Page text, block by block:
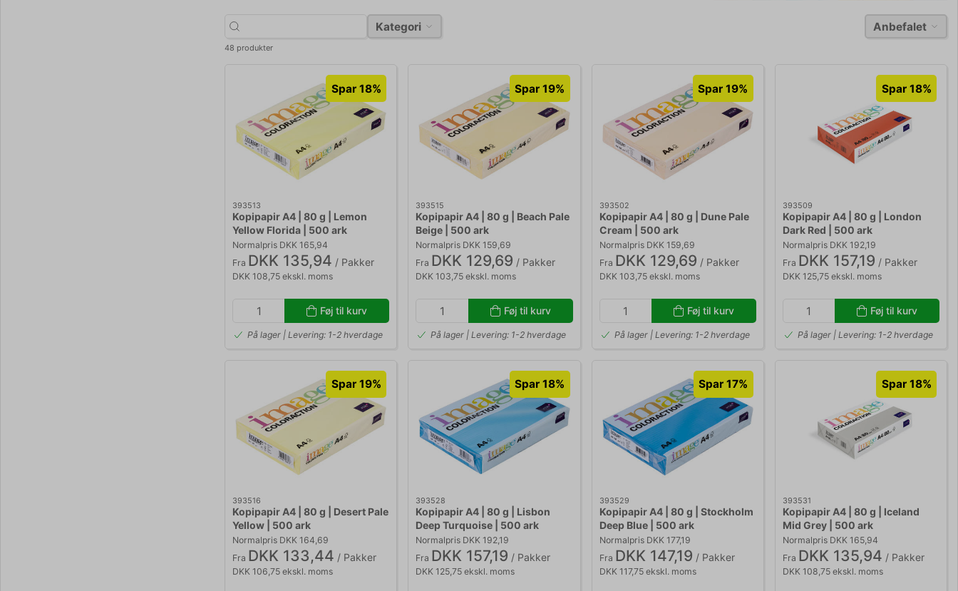
Kategori Anbefalet
48 produkter
Spar 18%
393513
Kopipapir A4 | 80 g | Lemon
Yellow Florida | 500 ark
Normalpris DKK 165,94
Fra DKK 135,94 / Pakker
DKK 108,75 ekskl. moms
Føj til kurv
På lager | Levering: 1-2 hverdage
Spar 19%
393515
Kopipapir A4 | 80 g | Beach Pale
Beige | 500 ark
Normalpris DKK 159,69
Fra DKK 129,69 / Pakker
DKK 103,75 ekskl. moms
Føj til kurv
På lager | Levering: 1-2 hverdage
Spar 19%
393502
Kopipapir A4 | 80 g | Dune Pale
Cream | 500 ark
Normalpris DKK 159,69
Fra DKK 129,69 / Pakker
DKK 103,75 ekskl. moms
Føj til kurv
På lager | Levering: 1-2 hverdage
Spar 18%
393509
Kopipapir A4 | 80 g | London
Dark Red | 500 ark
Normalpris DKK 192,19
Fra DKK 157,19 / Pakker
DKK 125,75 ekskl. moms
Føj til kurv
På lager | Levering: 1-2 hverdage
Spar 19%
393516
Kopipapir A4 | 80 g | Desert Pale
Yellow | 500 ark
Normalpris DKK 164,69
Fra DKK 133,44 / Pakker
DKK 106,75 ekskl. moms
Spar 18%
393528
Kopipapir A4 | 80 g | Lisbon
Deep Turquoise | 500 ark
Normalpris DKK 192,19
Fra DKK 157,19 / Pakker
DKK 125,75 ekskl. moms
Spar 17%
393529
Kopipapir A4 | 80 g | Stockholm
Deep Blue | 500 ark
Normalpris DKK 177,19
Fra DKK 147,19 / Pakker
DKK 117,75 ekskl. moms
Spar 18%
393531
Kopipapir A4 | 80 g | Iceland
Mid Grey | 500 ark
Normalpris DKK 165,94
Fra DKK 135,94 / Pakker
DKK 108,75 ekskl. moms